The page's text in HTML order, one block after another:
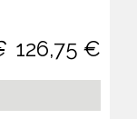
126,75 €